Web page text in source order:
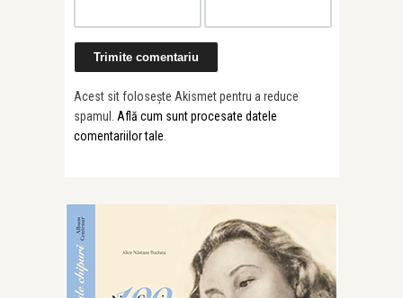
Acest sit folosește Akismet pentru a reduce
spamul. Află cum sunt procesate datele
comentariilor tale